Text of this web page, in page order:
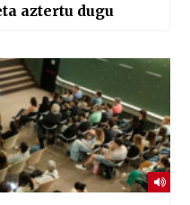
aztertu dugu